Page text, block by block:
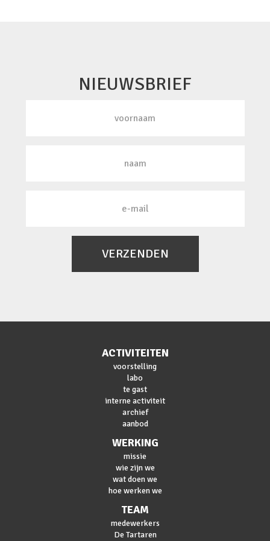
NIEUWSBRIEF
VERZENDEN
ACTIVITEITEN
voorstelling
labo
te gast
interne activiteit
archief
aanbod
WERKING
missie
wie zijn we
wat doen we
hoe werken we
TEAM
medewerkers
De Tartaren